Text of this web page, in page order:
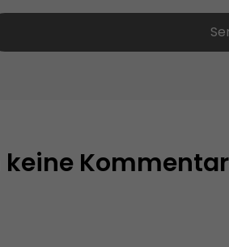
keine